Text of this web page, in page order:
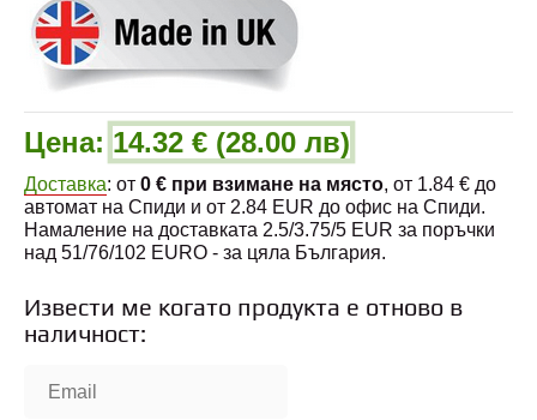
Цена: 14.32 € (28.00 лв)
Доставка: от 0 € при взимане на място, от 1.84 € до
автомат на Спиди и от 2.84 EUR до офис на Спиди.
Намаление на доставката 2.5/3.75/5 EUR за поръчки
над 51/76/102 EURO - за цяла България.
Извести ме когато продукта е отново в
наличност: